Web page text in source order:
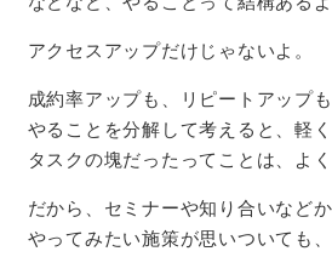
アクセスアップだけじゃないよ。
成約率アップも、リピートアップも
やることを分解して考えると、軽
タスクの塊だったってことは、よ
だから、セミナーや知り合いなど
やってみたい施策が思いついても、